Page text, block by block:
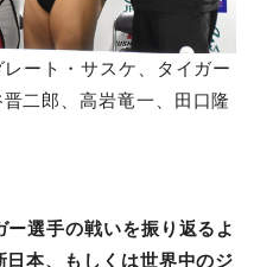
ート・サスケ、タイガー
二郎、高岩竜一、田口隆
選手の戦いを振り返るよ
本、もしくは世界中のジ